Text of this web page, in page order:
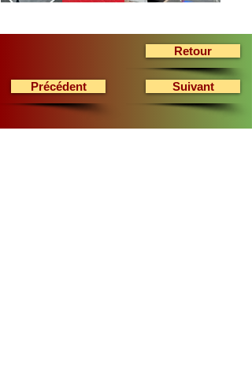
Retour
Précédent Suivant